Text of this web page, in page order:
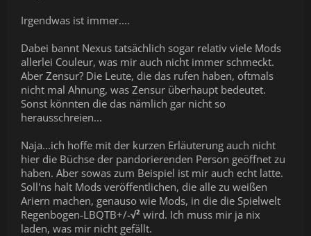
Irgendwas ist immer....
Dabei bannt Nexus tatsächlich sogar relativ viele Mods
allerlei Couleur, was mir auch nicht immer schmeckt.
Aber Zensur? Die Leute, die das rufen haben, oftmals
nicht mal Ahnung, was Zensur überhaupt bedeutet.
Sonst könnten die das nämlich gar nicht so
herausschreien...
Naja...ich hoffe mit der kurzen Erläuterung auch nicht
hier die Büchse der pandorierenden Person geöffnet zu
haben. Aber sowas zum Beispiel ist mir auch echt latte.
Soll'ns halt Mods veröffentlichen, die alle zu weißen
Ariern machen, genauso wie Mods, in die die Spielwelt
Regenbogen-LBQTB+/-√² wird. Ich muss mir ja nix
laden, was mir nicht gefällt.